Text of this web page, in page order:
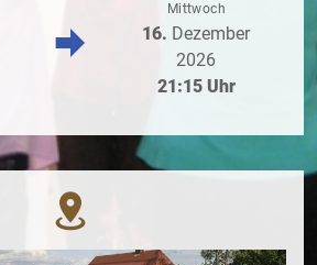
Mittwoch
16. Dezember
2026
21:15 Uhr